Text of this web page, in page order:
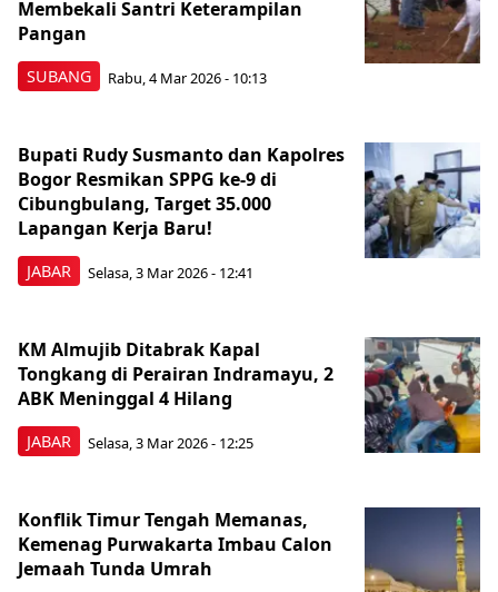
SUBANG
Membekali Santri Keterampilan
Pangan
Rabu, 4 Mar 2026 - 10:13
JABAR
Bupati Rudy Susmanto dan Kapolres
Bogor Resmikan SPPG ke-9 di
Cibungbulang, Target 35.000
Lapangan Kerja Baru!
Selasa, 3 Mar 2026 - 12:41
JABAR
KM Almujib Ditabrak Kapal
Tongkang di Perairan Indramayu, 2
ABK Meninggal 4 Hilang
Selasa, 3 Mar 2026 - 12:25
Konflik Timur Tengah Memanas,
Kemenag Purwakarta Imbau Calon
Jemaah Tunda Umrah